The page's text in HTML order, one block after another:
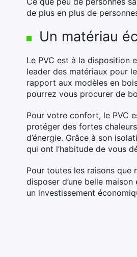
de plus en plus de
Un matériau
Le PVC est à la disposition
leader des matériaux pour
rapport aux modèles en
pourrez vous procurer de
Pour votre confort, le PVC
protéger des fortes
d’énergie. Grâce à son
qui ont l’habitude de vous
Pour toutes les raisons que
disposer d’une belle
un investissement